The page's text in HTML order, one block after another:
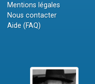
Mentions légales
Nous contacter
Aide (FAQ)